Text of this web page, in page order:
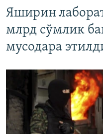
Яширин
млрд сўмлик
мусодара